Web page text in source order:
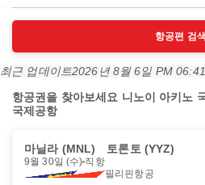
항공편 검색
최근 업데이트2026년 8월 6일 PM
항공권을 찾아보세요 니노이 아키노
국제공항
마닐라 (MNL) 토론토 (YYZ)
9월 30일 (수) 직항
필리핀항공